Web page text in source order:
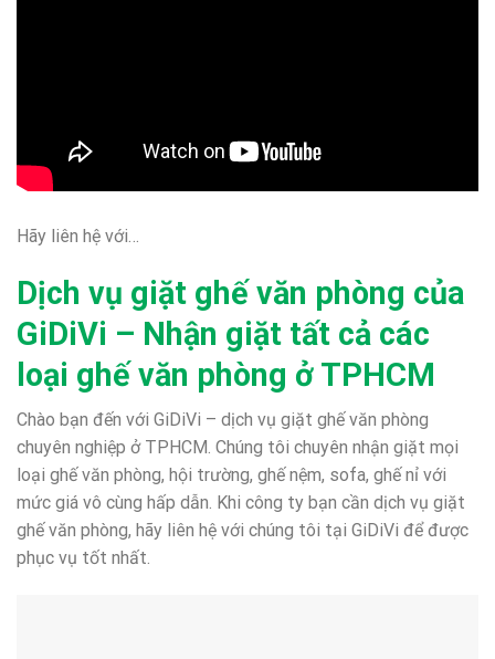
Hãy liên hệ với…
Dịch vụ giặt ghế văn phòng của
GiDiVi – Nhận giặt tất cả các
loại ghế văn phòng ở TPHCM
Chào bạn đến với GiDiVi – dịch vụ giặt ghế văn phòng
chuyên nghiệp ở TPHCM. Chúng tôi chuyên nhận giặt mọi
loại ghế văn phòng, hội trường, ghế nệm, sofa, ghế nỉ với
mức giá vô cùng hấp dẫn. Khi công ty bạn cần dịch vụ giặt
ghế văn phòng, hãy liên hệ với chúng tôi tại GiDiVi để được
phục vụ tốt nhất.